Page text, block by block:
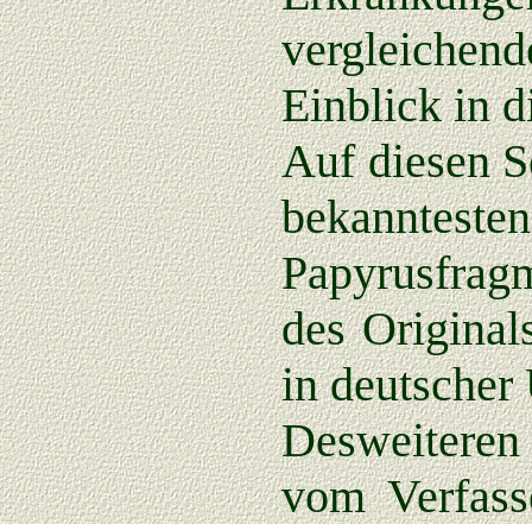
Einblick in
Auf diesen
des
in deutscher
vom